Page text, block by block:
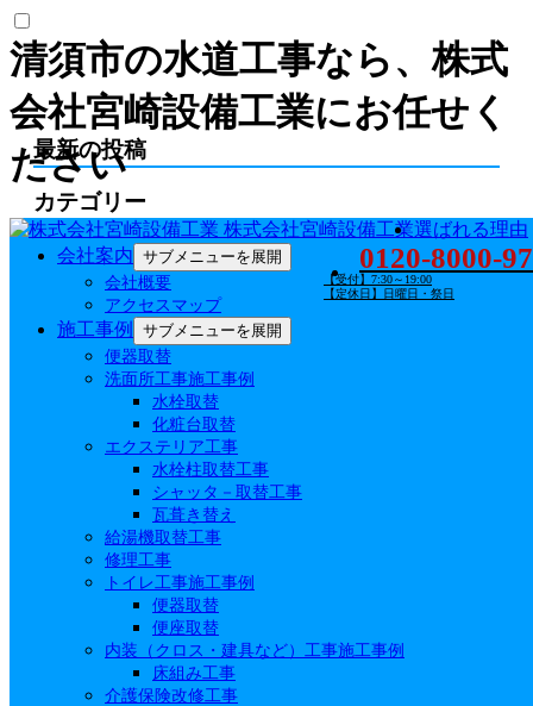
清須市の水道工事なら、株式
会社宮崎設備工業にお任せく
ださい
株式会社宮崎設備工業
0120-8000-97
【受付】7:30～19:00
【定休日】日曜日・祭日
選ばれる理由
会社案内 サブメニューを展開
会社概要
アクセスマップ
施工事例
サブメニューを展開
便器取替
洗面所工事施工事例
水栓取替
化粧台取替
エクステリア工事
水栓柱取替工事
シャッタ－取替工事
瓦葺き替え
給湯機取替工事
修理工事
トイレ工事施工事例
便器取替
便座取替
内装（クロス・建具など）工事施工事例
床組み工事
介護保険改修工事
最新の投稿
カテゴリー
排水設備指定工事店証 (2)
住宅省エネ2023キャンペーン (2)
お知らせ (27)
NEWS (13)
給水装置工事事業者証 (9)
NEWS (16)
月別アーカイブ
サ－ビス内容
株式会社宮崎設備工業について
選ばれる理由
会社案内
水もれSHURRY
サ－ビス内容
代表挨拶
会社概要